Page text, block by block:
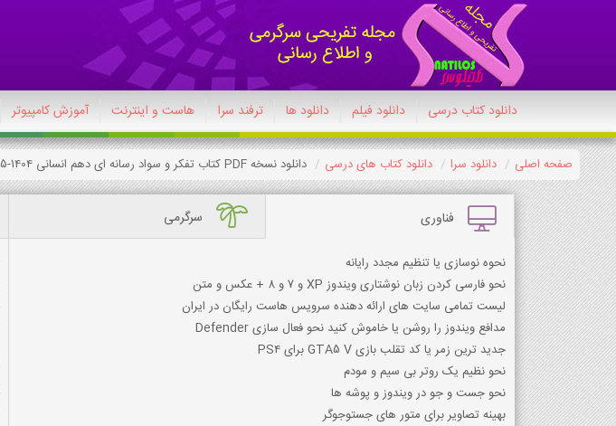
دانلود کتاب درسی دانلود فیلم دانلود ها ترفند سرا هاست و اینترنت آموزش کامپیوتر
صفحه اصلی دانلود سرا دانلود کتاب های درسی دانلود نسخه PDF کتاب تفکر و سواد رسانه ای دهم انسانی 1404-1405
فناوری سرگرمی
نحوه نوسازی یا تنظیم مجدد رایانه
نحو فارسی کردن زبان نوشتاری ویندوز XP و 7 و 8 + عکس و متن
لیست تمامی سایت های ارائه دهنده سرویس هاست رایگان در ایران
مدافع ویندوز را روشن یا خاموش کنید نحو فعال سازی Defender
جدید ترین زمر یا کد تقلب بازی GTA5 V برای PS4
نحو نظیم یک روتر بی سیم و مودم
نحو جست و جو در ویندوز و پوشه ها
بهینه تصاویر برای متور های جستوجوگر